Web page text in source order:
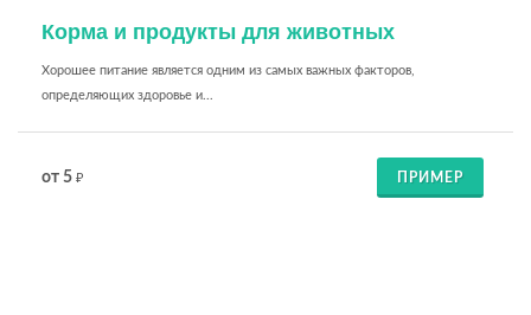
Корма и продукты для животных
Хорошее питание является одним из самых важных факторов,
определяющих здоровье и...
от 5 ₽ ПРИМЕР